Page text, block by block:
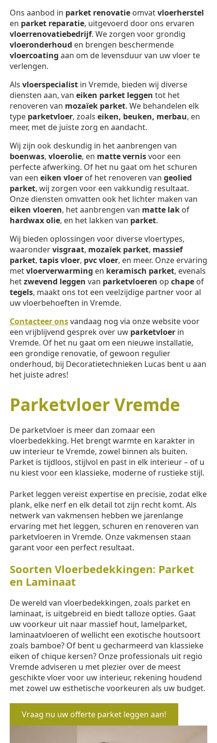
Ons aanbod in parket renovatie omvatvloerherstel
en parket reparatie, uitgevoerd door ons ervaren
vloerrenovatiebedrijf. We zorgen voor grondig
vloeronderhoud en brengen beschermende
vloercoating aan om de levensduur van uw vloer te
verlengen.
Als vloerspecialist in Vremde, bieden wij diverse
diensten aan, van eiken parket leggen tot het
renoveren van mozaïek parket. We behandelen elk
type parketvloer, zoals eiken, beuken, merbau, en
meer, met de juiste zorg en aandacht.
Wij zijn ook deskundig in het aanbrengen van
boenwas, vloerolie, en matte vernisvoor een
perfecte afwerking. Of het nu gaat om het schuren
van een eiken vloer of het renoveren van geolied
parket, wij zorgen voor een vakkundig resultaat.
Onze diensten omvatten ook het lichter maken van
eiken vloeren, het aanbrengen van matte lak of
hardwax olie, en het lakken van parket.
Wij bieden oplossingen voor diverse vloertypes,
waarondervisgraat, mozaïek parket, massief
parket, tapis vloer, pvc vloer, en meer. Onze ervaring
metvloerverwarming en keramisch parket, evenals
hetzwevend leggen van parketvloeren op chape of
tegels, maakt ons tot een veelzijdige partner voor al
uw vloerbehoeften in Vremde.
Contacteer onsvandaag nog via onze website voor
een vrijblijvend gesprek over uw parketvloer in
Vremde. Of het nu gaat om een nieuwe installatie,
een grondige renovatie, of gewoon regulier
onderhoud, bij Decoratietechnieken Lucas bent u aan
het juiste adres!
Parketvloer Vremde
De parketvloer is meer dan zomaar een
vloerbedekking. Het brengt warmte en karakter in
uw interieur te Vremde, zowel binnen als buiten.
Parket is tijdloos, stijlvol en past in elk interieur – of u
nu kiest voor een klassieke, moderne of rustieke stijl.
Parket leggen vereist expertise en precisie, zodat elke
plank, elke nerf en elk detail tot zijn recht komt. Als
netwerk van vakmensen hebben we jarenlange
ervaring met het leggen, schuren en renoveren van
parketvloeren in Vremde. Onze vakmensen staan
garant voor een perfect resultaat.
Soorten Vloerbedekkingen: Parket
en Laminaat
De wereld van vloerbedekkingen, zoals parket en
laminaat, is uitgebreid en biedt talloze opties. Gaat
uw voorkeur uit naar massief hout, lamelparket,
laminaatvloeren of wellicht een exotische houtsoort
zoals bamboe? Of bent u gecharmeerd van klassieke
eiken of chique kersen? Onze professionals uit regio
Vremde adviseren u met plezier over de meest
geschikte vloer voor uw interieur, rekening houdend
met zowel uw esthetische voorkeuren als uw budget.
Vraag nu uw offerte parket leggen aan!